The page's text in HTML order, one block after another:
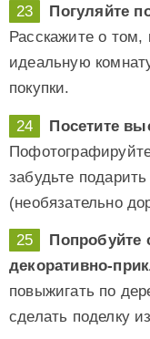
Погуляйте
Расскажите о том,
идеальную
покупки.
Посетите
забудьте
(необязательно
Попробуйте
декоративно-
повыжигать по
сделать поделку